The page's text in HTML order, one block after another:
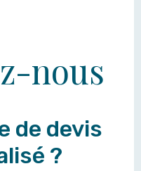
nous
de devis
?